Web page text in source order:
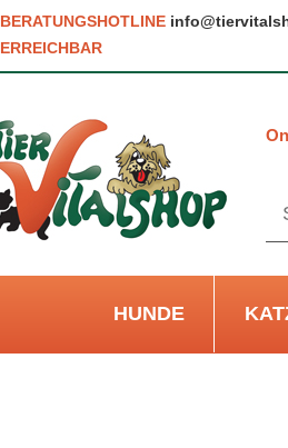
BERATUNGSHOTLINE
ERREICHBAR
HUNDE